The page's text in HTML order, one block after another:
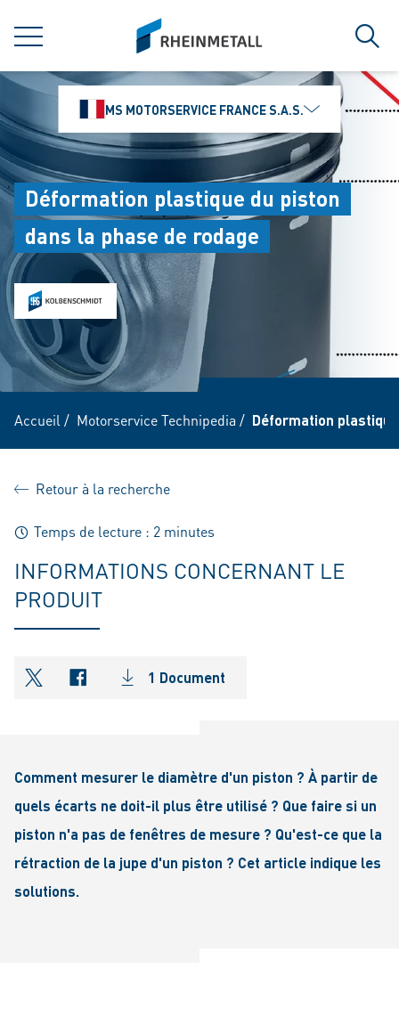
MENU
siteLogo
MS MOTORSERVICE FRANCE S.A.S.
Déformation plastique du piston
dans la phase de rodage
Accueil / Motorservice Technipedia / Déformation
Retour à la recherche
Temps de lecture : 2 minutes
INFORMATIONS CONCERNANT LE
PRODUIT
shareOntwitter
shareOnfacebook
1 Document
Comment mesurer le diamètre d'un piston ? À partir de
quels écarts ne doit-il plus être utilisé ? Que faire si un
piston n'a pas de fenêtres de mesure ? Qu'est-ce que la
rétraction de la jupe d'un piston ? Cet article indique les
solutions.